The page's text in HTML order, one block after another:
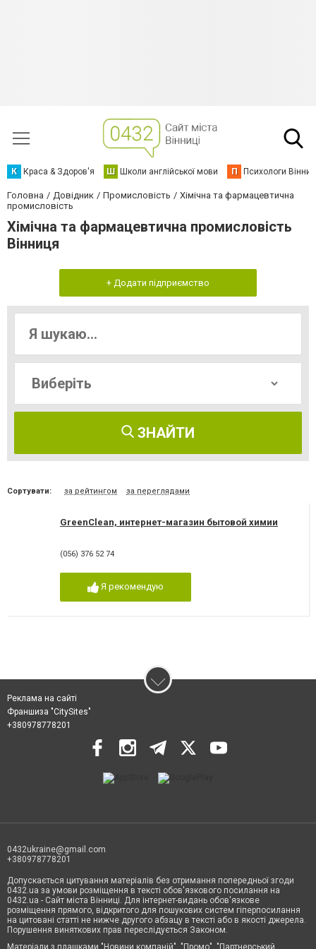
К Краса & Здоров'я Ш Школи англійської мови П Психологи
Головна Довідник Промисловість
Хімічна та фармацевтична
промисловість
Хімічна та фармацевтична промисловість
Вінниця
+ Додати підприємство
ЗНАЙТИ
Сортувати: за рейтингом за переглядами
GreenClean, интернет-магазин бытовой химии
(056) 376 52 74
Я рекомендую
Реклама на сайті
Франшиза "CitySites"
+380978778201
0432ukraine@gmail.com
+380978778201
Допускається цитування матеріалів без отримання попередньої згоди
0432.ua за умови розміщення в тексті обов'язкового посилання на
0432.ua - Сайт міста Вінниці. Для інтернет-видань обов'язкове
розміщення прямого, відкритого для пошукових систем гіперпосилання
на цитовані статті не нижче другого абзацу в тексті або в якості джерела.
Порушення виняткових прав переслідується Законом.
Матеріали з плашками "Новини компаній", "Промо", "Партнерський